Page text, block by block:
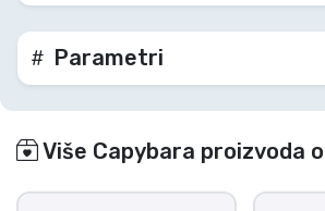
Parametri
Više Capybara proizvoda